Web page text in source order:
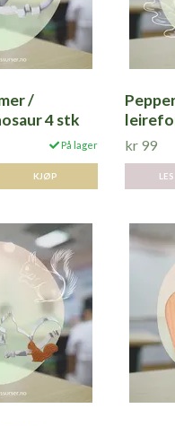
/
4 stk
På lager kr 99